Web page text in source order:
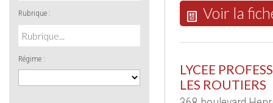
Rubrique :
Régime :
Voir la
LYCEE
LES ROUTIERS